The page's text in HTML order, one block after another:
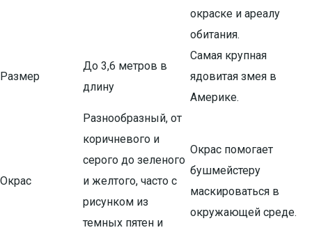
окраске и ареалу
обитания.
Размер
До 3,6 метров в
длину
Самая крупная
ядовитая змея в
Америке.
Окрас
Разнообразный, от
коричневого и
серого до зеленого
и желтого, часто с
рисунком из
темных пятен и
Окрас помогает
бушмейстеру
маскироваться в
окружающей среде.